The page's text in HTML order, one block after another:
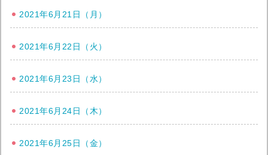
2021年6月21日（月）
2021年6月22日（火）
2021年6月23日（水）
2021年6月24日（木）
2021年6月25日（金）